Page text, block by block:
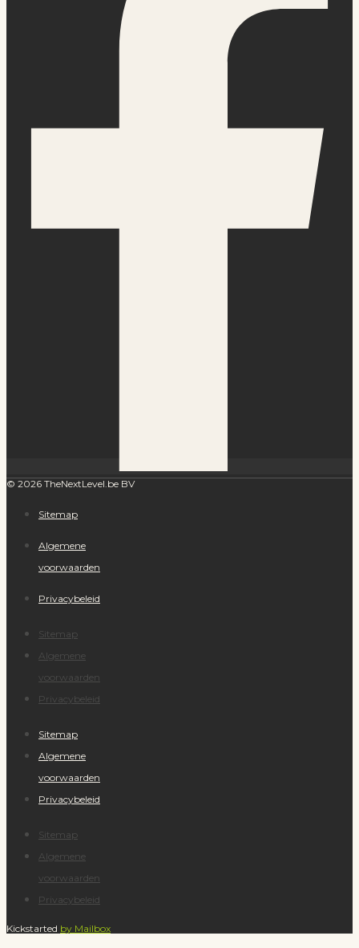
© 2026 TheNextLevel.be BV
Sitemap
Algemene
voorwaarden
Privacybeleid
Sitemap
Algemene
voorwaarden
Privacybeleid
Sitemap
Algemene
voorwaarden
Privacybeleid
Sitemap
Algemene
voorwaarden
Privacybeleid
Kickstarted by Mailbox